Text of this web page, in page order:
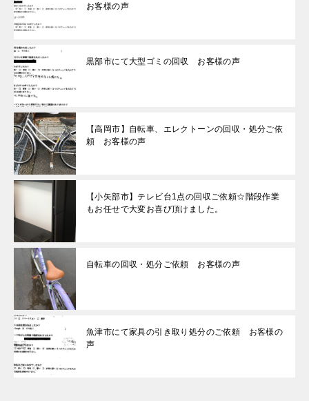
お客様の声
黒部市にて大型ゴミの回収 お客様の声
【高岡市】自転車、エレクトーンの回収・処分ご依
頼 お客様の声
【小矢部市】テレビ台1点の回収ご依頼☆階段作業
もお任せで大変お喜び頂けました。
自転車の回収・処分ご依頼 お客様の声
魚津市にて家具の引き取り処分のご依頼 お客様の
声